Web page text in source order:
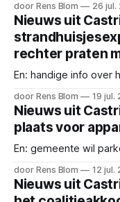
door Rens Blom 26 jul.
Nieuws uit
rechter praten
En: handige info over
door Rens Blom 19 jul.
Nieuws uit
plaats voor
En: gemeente wil
door Rens Blom 12 jul.
Nieuws uit